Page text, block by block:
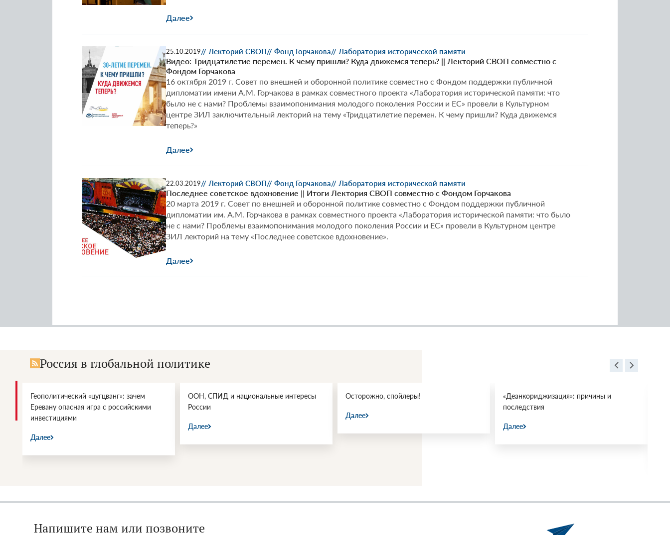
Далее
25.10.2019// Лекторий СВОП// Фонд Горчакова// Лаборатория исторической памяти
Видео: Тридцатилетие перемен. К чему пришли? Куда движемся теперь? || Лекторий СВОП совместно с
Фондом Горчакова
16 октября 2019 г. Совет по внешней и оборонной политике совместно с Фондом поддержки публичной
дипломатии имени А.М. Горчакова в рамках совместного проекта «Лаборатория исторической памяти: что
было не с нами? Проблемы взаимопонимания молодого поколения России и ЕС» провели в Культурном
центре ЗИЛ заключительный лекторий на тему «Тридцатилетие перемен. К чему пришли? Куда движемся
теперь?»
Далее
22.03.2019// Лекторий СВОП// Фонд Горчакова// Лаборатория исторической памяти
Последнее советское вдохновение || Итоги Лектория СВОП совместно с Фондом Горчакова
20 марта 2019 г. Совет по внешней и оборонной политике совместно с Фондом поддержки публичной
дипломатии им. А.М. Горчакова в рамках совместного проекта «Лаборатория исторической памяти: что было
не с нами? Проблемы взаимопонимания молодого поколения России и ЕС» провели в Культурном центре
ЗИЛ лекторий на тему «Последнее советское вдохновение».
Далее
Россия в глобальной политике
Геополитический «цугцванг»: зачем
Еревану опасная игра с российскими
инвестициями
Далее
ООН, СПИД и национальные интересы
России
Далее
Осторожно, спойлеры!
Далее
«Деанкориджизация»: причины и
последствия
Далее
Напишите нам или позвоните